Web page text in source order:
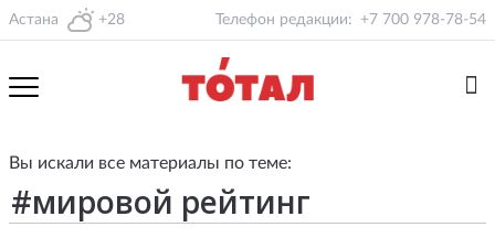
Астана +28 Телефон редакции: +7 700 978-78-54
Вы искали все материалы по теме: